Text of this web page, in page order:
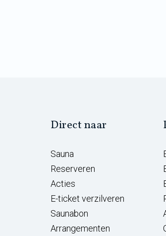
Direct naar
Sauna
Reserveren
Acties
E-ticket verzilveren
Saunabon
Arrangementen